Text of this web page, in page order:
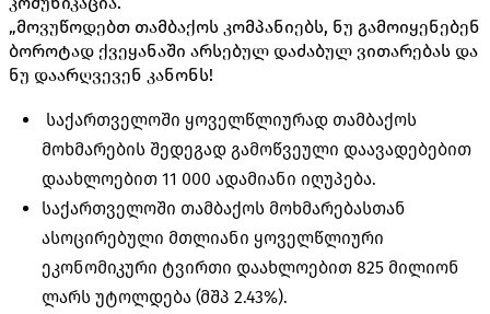
„მოვუწოდებთ თამბაქოს კომპანიებს, ნუ გამოიყენებენ
ბოროტად ქვეყანაში არსებულ დაძაბულ ვითარებას და
ნუ დაარღვევენ კანონს!
საქართველოში ყოველწლიურად თამბაქოს
მოხმარების შედეგად გამოწვეული დაავადებებით
დაახლოებით 11 000 ადამიანი იღუპება.
საქართველოში თამბაქოს მოხმარებასთან
ასოცირებული მთლიანი ყოველწლიური
ეკონომიკური ტვირთი დაახლოებით 825 მილიონ
ლარს უტოლდება (მშპ 2.43%).